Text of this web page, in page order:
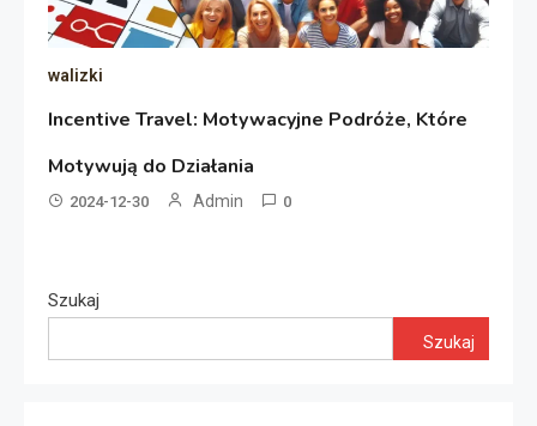
walizki
Incentive Travel: Motywacyjne Podróże, Które
Motywują do Działania
2024-12-30 Admin 0
Szukaj
Szukaj